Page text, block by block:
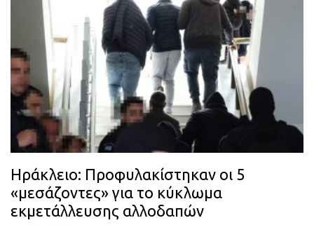
Ηράκλειο: Προφυλακίστηκαν οι 5
«μεσάζοντες» για το κύκλωμα
εκμετάλλευσης αλλοδαπών